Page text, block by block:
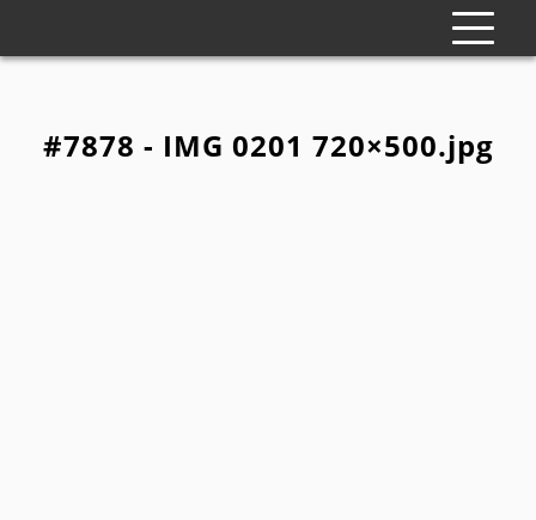
#7878 - IMG 0201 720×500.jpg